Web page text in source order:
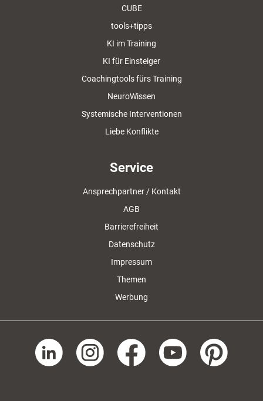
CUBE
tools+tipps
KI im Training
KI für Einsteiger
Coachingtools fürs Training
NeuroWissen
Systemische Interventionen
Liebe Konflikte
Service
Ansprechpartner / Kontakt
AGB
Barrierefreiheit
Datenschutz
Impressum
Themen
Werbung